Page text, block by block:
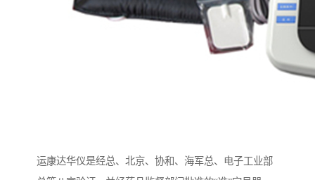
运康达华仪是经总、北京、协和、海军总、电子工业部